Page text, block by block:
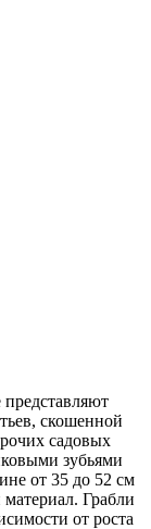
скошенной
садовых
зубьями
от 35 до 52 см
Грабли
от роста